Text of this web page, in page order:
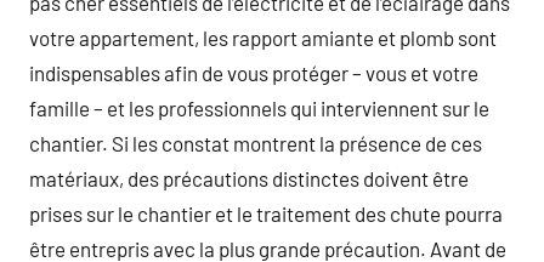
votre appartement, les rapport amiante et plomb sont
indispensables afin de vous protéger – vous et votre
famille – et les professionnels qui interviennent sur le
chantier. Si les constat montrent la présence de ces
matériaux, des précautions distinctes doivent être
prises sur le chantier et le traitement des chute pourra
être entrepris avec la plus grande précaution. Avant de